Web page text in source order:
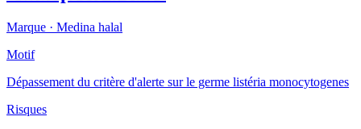
Marque · Medina halal
Motif
Dépassement du critère d'alerte sur le germe listéria monocytogenes
Risques